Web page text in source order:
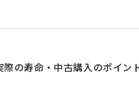
の寿命・中古購入のポイン